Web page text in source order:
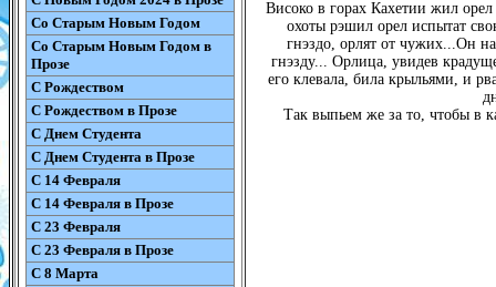
Со Старым Новым Годом
Со Старым Новым Годом в
Прозе
С Рождеством
С Рождеством в Прозе
С Днем Студента
С Днем Студента в Прозе
С 14 Февраля
С 14 Февраля в Прозе
С 23 Февраля
С 23 Февраля в Прозе
С 8 Марта
Високо в горах Кахетии жил
охоты рэшил орел испытат
гнэздо, орлят от чужих...Он
гнэзду... Орлица, увидев
его клевала, била крыльями, и
Так выпьем же за то, чтобы в